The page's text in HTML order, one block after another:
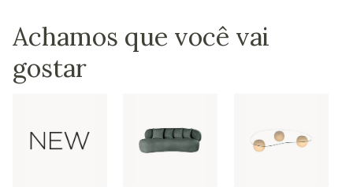
Achamos que você vai
gostar